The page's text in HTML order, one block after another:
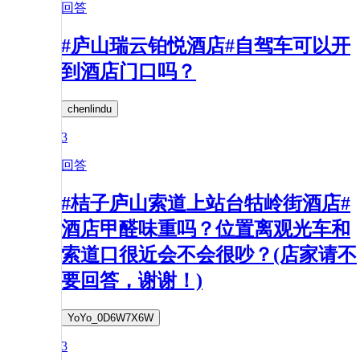
回答
#庐山瑞云铂悦酒店#自驾车可以开
到酒店门口吗？
chenlindu
3
回答
#桔子庐山索道上站台牯岭街酒店#
酒店甲醛味重吗？位置离观光车和
索道口很近会不会很吵？(店家请不
要回答，谢谢！)
YoYo_0D6W7X6W
3